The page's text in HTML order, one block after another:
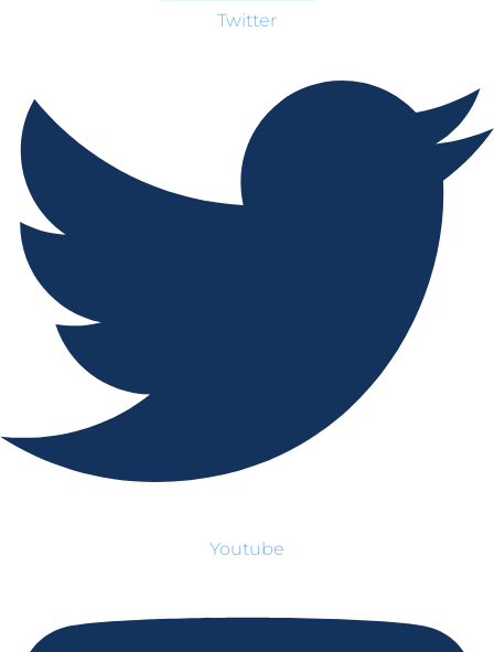
Twitter
Youtube